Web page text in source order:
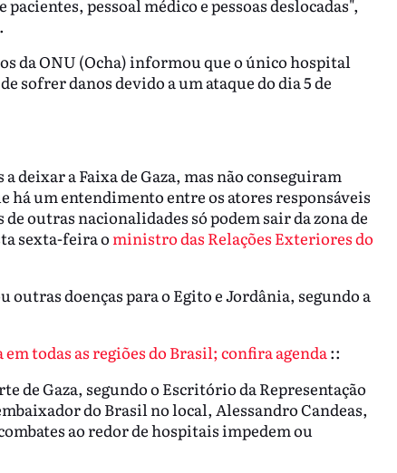
pessoal médico e pessoas deslocadas",
da ONU (Ocha) informou que o único hospital
sofrer danos devido a um ataque do dia 5 de
a Faixa de Gaza, mas não conseguiram
há um entendimento entre os atores responsáveis
outras nacionalidades só podem sair da zona de
sexta-feira o ministro das Relações Exteriores do
outras doenças para o Egito e Jordânia, segundo a
todas as regiões do Brasil; confira agenda ::
de Gaza, segundo o Escritório da Representação
do Brasil no local, Alessandro Candeas,
ao redor de hospitais impedem ou